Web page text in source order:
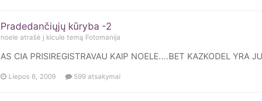
Pradedančiųjų kūryba -2
noele atrašė į kicule temą Fotomanija
AS CIA PRISIREGISTRAVAU KAIP NOELE....BET KAZKODEL YRA
Liepos 6, 2009 599 atsakymai